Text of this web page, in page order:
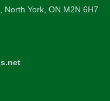
North York, ON M2N 6H7